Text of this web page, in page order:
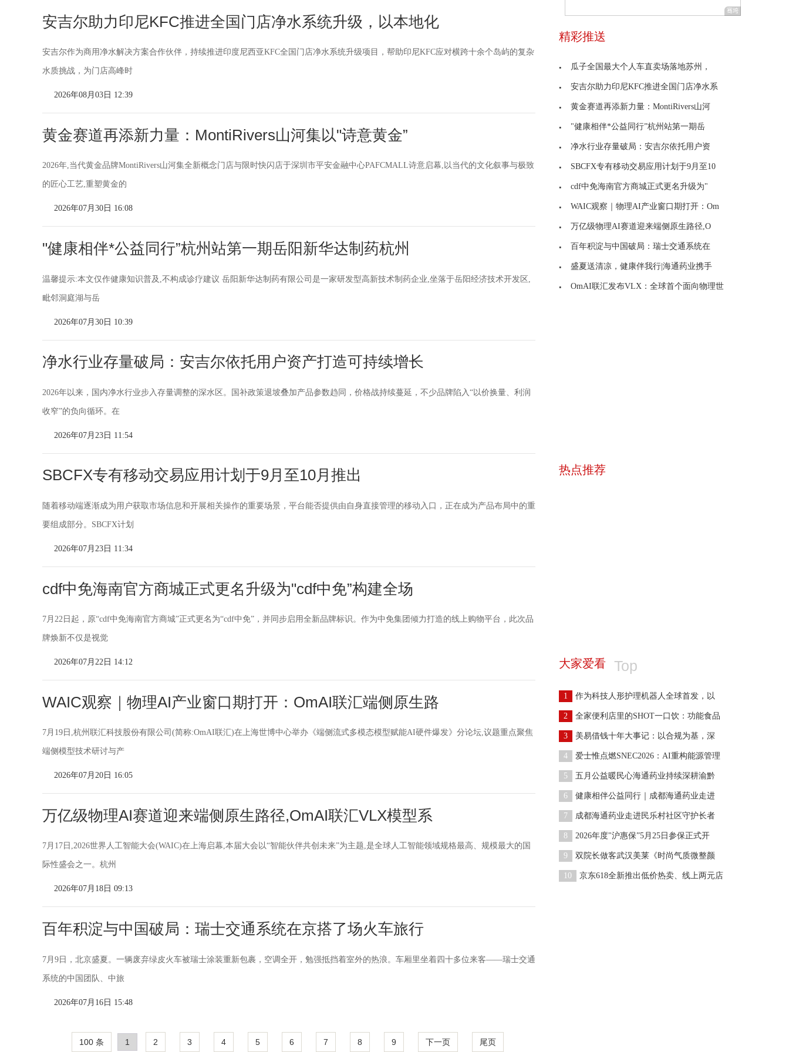
安吉尔助力印尼KFC推进全国门店净水系统升级，以本地化
安吉尔作为商用净水解决方案合作伙伴，持续推进印度尼西亚KFC全国门店净水系统升级项目，帮助印尼KFC应对横跨十余个岛屿的复杂
水质挑战，为门店高峰时
2026年08月03日 12:39
黄金赛道再添新力量：MontiRivers山河集以"诗意黄金”
2026年,当代黄金品牌MontiRivers山河集全新概念门店与限时快闪店于深圳市平安金融中心PAFCMALL诗意启幕,以当代的文化叙事与极致
的匠心工艺,重塑黄金的
2026年07月30日 16:08
"健康相伴*公益同行”杭州站第一期岳阳新华达制药杭州
温馨提示:本文仅作健康知识普及,不构成诊疗建议 岳阳新华达制药有限公司是一家研发型高新技术制药企业,坐落于岳阳经济技术开发区,
毗邻洞庭湖与岳
2026年07月30日 10:39
净水行业存量破局：安吉尔依托用户资产打造可持续增长
2026年以来，国内净水行业步入存量调整的深水区。国补政策退坡叠加产品参数趋同，价格战持续蔓延，不少品牌陷入“以价换量、利润
收窄”的负向循环。在
2026年07月23日 11:54
SBCFX专有移动交易应用计划于9月至10月推出
随着移动端逐渐成为用户获取市场信息和开展相关操作的重要场景，平台能否提供由自身直接管理的移动入口，正在成为产品布局中的重
要组成部分。SBCFX计划
2026年07月23日 11:34
cdf中免海南官方商城正式更名升级为"cdf中免”构建全场
7月22日起，原“cdf中免海南官方商城”正式更名为“cdf中免”，并同步启用全新品牌标识。作为中免集团倾力打造的线上购物平台，此次品
牌焕新不仅是视觉
2026年07月22日 14:12
WAIC观察｜物理AI产业窗口期打开：OmAI联汇端侧原生路
7月19日,杭州联汇科技股份有限公司(简称:OmAI联汇)在上海世博中心举办《端侧流式多模态模型赋能AI硬件爆发》分论坛,议题重点聚焦
端侧模型技术研讨与产
2026年07月20日 16:05
万亿级物理AI赛道迎来端侧原生路径,OmAI联汇VLX模型系
7月17日,2026世界人工智能大会(WAIC)在上海启幕,本届大会以“智能伙伴共创未来”为主题,是全球人工智能领域规格最高、规模最大的国
际性盛会之一。杭州
2026年07月18日 09:13
百年积淀与中国破局：瑞士交通系统在京搭了场火车旅行
7月9日，北京盛夏。一辆废弃绿皮火车被瑞士涂装重新包裹，空调全开，勉强抵挡着室外的热浪。车厢里坐着四十多位来客——瑞士交通
系统的中国团队、中旅
2026年07月16日 15:48
100 条 1 2 3 4 5 6 7 8 9 下一页 尾页
精彩推送
瓜子全国最大个人车直卖场落地苏州，
安吉尔助力印尼KFC推进全国门店净水系
黄金赛道再添新力量：MontiRivers山河
"健康相伴*公益同行”杭州站第一期岳
净水行业存量破局：安吉尔依托用户资
SBCFX专有移动交易应用计划于9月至10
cdf中免海南官方商城正式更名升级为"
WAIC观察｜物理AI产业窗口期打开：Om
万亿级物理AI赛道迎来端侧原生路径,O
百年积淀与中国破局：瑞士交通系统在
盛夏送清凉，健康伴我行|海通药业携手
OmAI联汇发布VLX：全球首个面向物理世
热点推荐
大家爱看 Top
1 作为科技人形护理机器人全球首发，以
2 全家便利店里的SHOT一口饮：功能食品
3 美易借钱十年大事记：以合规为基，深
4 爱士惟点燃SNEC2026：AI重构能源管理
5 五月公益暖民心海通药业持续深耕渝黔
6 健康相伴公益同行｜成都海通药业走进
7 成都海通药业走进民乐村社区守护长者
8 2026年度"沪惠保”5月25日参保正式开
9 双院长做客武汉美莱《时尚气质微整颜
10 京东618全新推出低价热卖、线上两元店